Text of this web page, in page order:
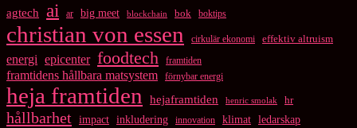
agtech ai ar big meet blockchain bok boktips
christian von essen cirkulär ekonomi effektiv altruism
energi epicenter foodtech framtiden
framtidens hållbara matsystem förnybar energi
heja framtiden hejaframtiden henric smolak hr
hållbarhet impact inkludering innovation klimat ledarskap